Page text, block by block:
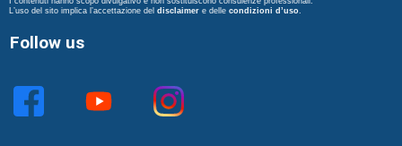
L’uso del sito implica l’accettazione del disclaimer e delle condizioni d’uso
Follow us